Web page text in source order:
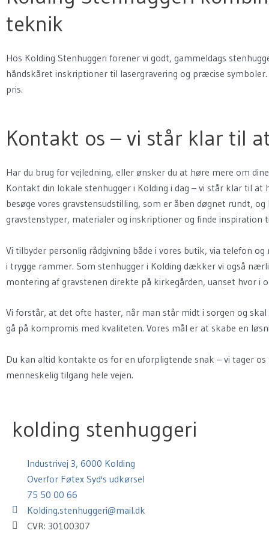
teknik
Hos Kolding Stenhuggeri forener vi godt, gammeldags
håndskåret inskriptioner til lasergravering og præcise
pris.
Kontakt os – vi står klar til
Har du brug for vejledning, eller ønsker du at høre mere om
Kontakt din lokale stenhugger i Kolding i dag – vi står klar til
besøge vores gravstensudstilling, som er åben døgnet rundt,
gravstenstyper, materialer og inskriptioner og finde inspiration
Vi tilbyder personlig rådgivning både i vores butik, via telefon
i trygge rammer. Som stenhugger i Kolding dækker vi også
montering af gravstenen direkte på kirkegården, uanset hvor i
Vi forstår, at det ofte haster, når man står midt i sorgen og
gå på kompromis med kvaliteten. Vores mål er at skabe en
Du kan altid kontakte os for en uforpligtende snak – vi tager
menneskelig tilgang hele vejen.
kolding stenhuggeri
Industrivej 3, 6000 Kolding
Overfor Føtex Syd's udkørsel
75 50 00 66
Kolding.stenhuggeri@mail.dk
CVR: 30100307